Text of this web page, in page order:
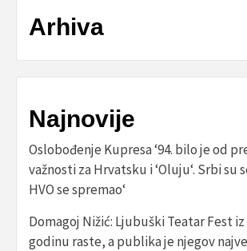
Arhiva
Najnovije
Oslobođenje Kupresa ‘94. bilo je od
važnosti za Hrvatsku i ‘Oluju‘. Srbi su
HVO se spremao‘
Domagoj Nižić: Ljubuški Teatar Fest
godinu raste, a publika je njegov